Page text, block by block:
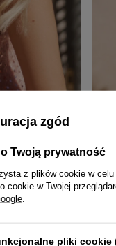
zgód
Twoją prywatność
z plików cookie w celu
cookie w Twojej
pliki cookie